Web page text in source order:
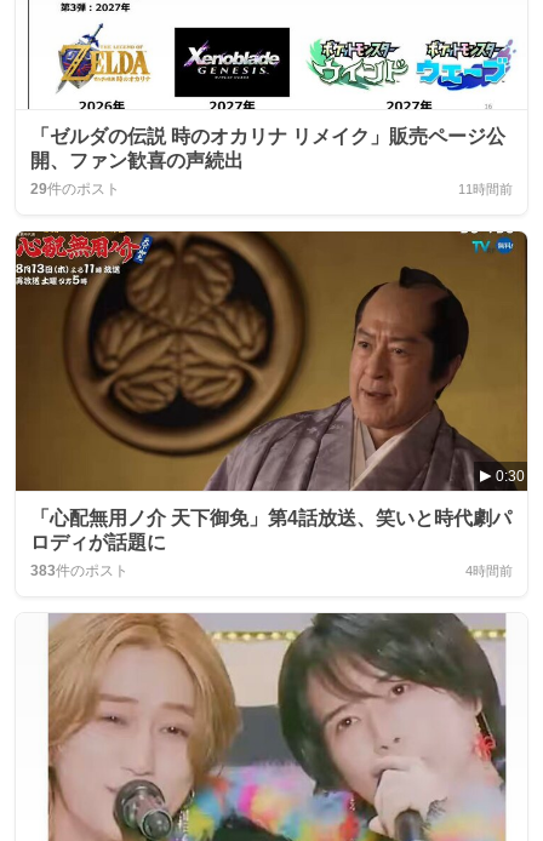
「ゼルダの伝説 時のオカリナ リメイク」販売ページ公
開、ファン歓喜の声続出
29件のポスト 11時間前
0:30
「心配無用ノ介 天下御免」第4話放送、笑いと時代劇パ
ロディが話題に
383件のポスト 4時間前